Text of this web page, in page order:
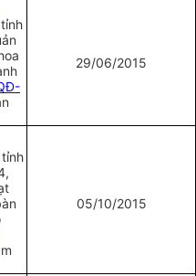
29/06/2015
tỉnh
05/10/2015